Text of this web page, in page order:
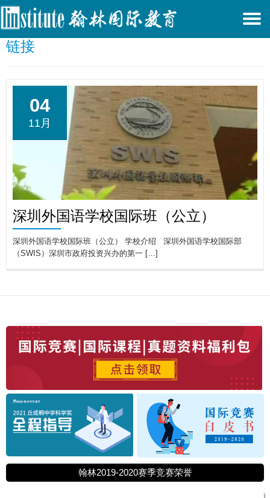
链接
04
11月
深圳外国语学校国际班（公立）
深圳外国语学校国际班（公立） 学校介绍 深圳外国语学校国际部
（SWIS）深圳市政府投资兴办的第一 […]
翰林2019-2020赛季竞赛荣誉